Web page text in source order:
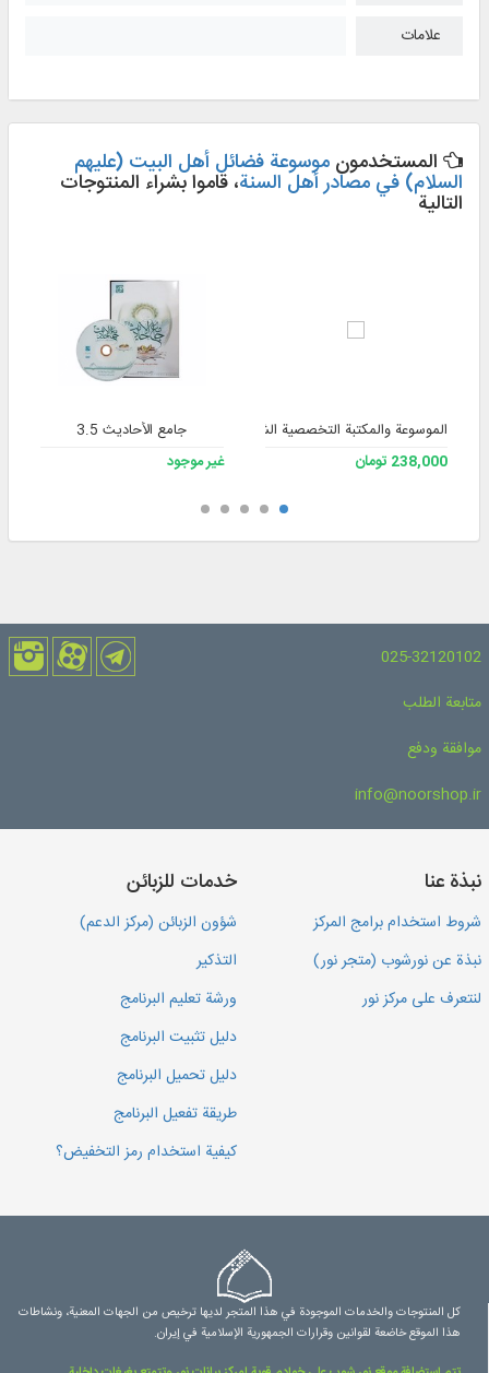
علامات
المستخدمون موسوعة فضائل أهل البيت (عليهم
السلام) في مصادر أهل السنة، قاموا بشراء المنتوجات
التالية
الموسوعة والمكتبة التخصصية الشاملة للفقه 3
238,000 تومان
جامع الأحاديث 3.5
غير موجود
025-32120102
متابعة الطلب
موافقة ودفع
info@noorshop.ir
نبذة عنا
شروط استخدام برامج المركز
نبذة عن نورشوب (متجر نور)
لنتعرف على مركز نور
خدمات للزبائن
شؤون الزبائن (مركز الدعم)
التذكير
ورشة تعليم البرنامج
دليل تثبيت البرنامج
دليل تحميل البرنامج
طريقة تفعيل البرنامج
كيفية استخدام رمز التخفيض؟
كل المنتوجات والخدمات الموجودة في هذا المتجر لديها ترخيص من الجهات المعنية، ونشاطات
هذا الموقع خاضعة لقوانين وقرارات الجمهورية الإسلامية في إيران.